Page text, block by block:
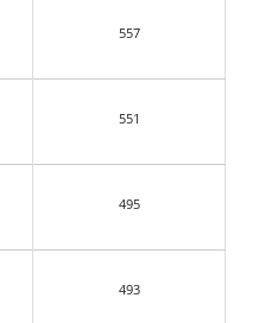
557
551
495
493